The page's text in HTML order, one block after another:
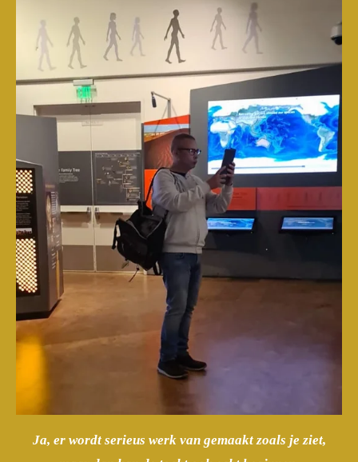
Ja, er wordt serieus werk van gemaakt zoals je ziet,